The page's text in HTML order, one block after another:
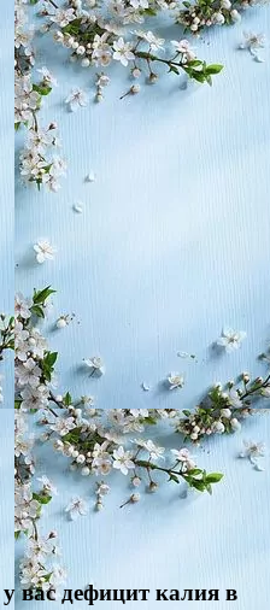
рост, экология,
вас дефицит калия в